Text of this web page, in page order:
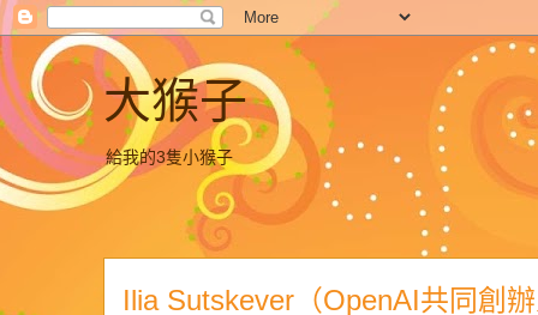
大猴子
給我的3隻小猴子
Ilia Sutskever（OpenAI共同創